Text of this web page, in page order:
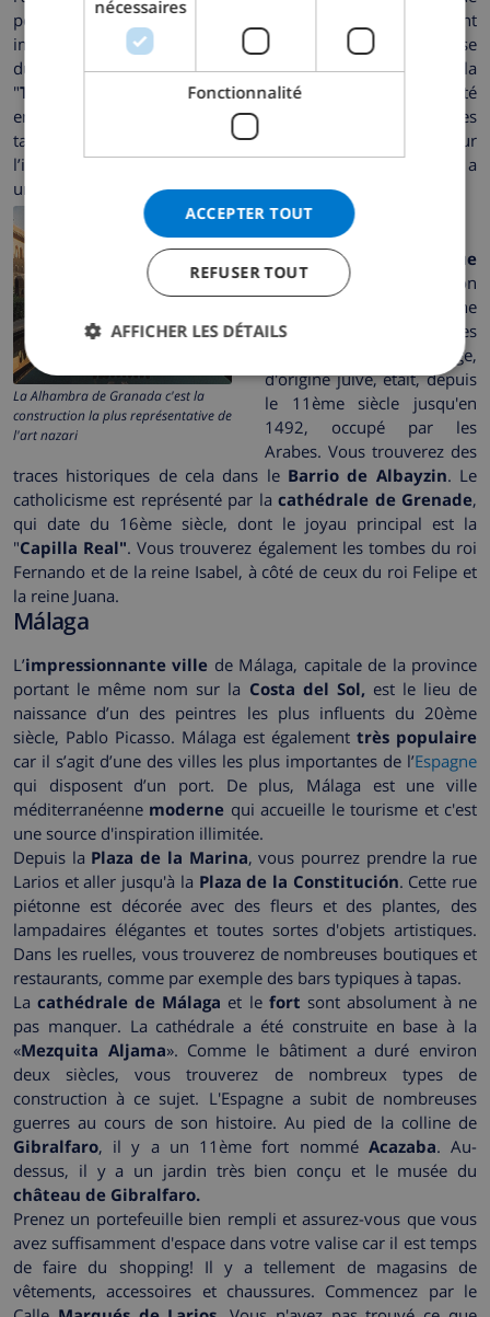
poissons aux enchères du port a été conservée. Un élément
important qui appartient au patrimoine historique est l'église
du 18ème siècle "la Virgen de los Remedios". Il y a aussi la
"Torre del Reloj"
appartenant au 15ème siècle, qui a été
entièrement restaurée au 19ème siècle. La place des
taureaux est également
impressionnante
, mais pour
l’instant les combats de taureaux et toreros ont cessé. Il y a
un musée de ce domaine devant le conseil municipal.
La Alhambra de Granada c'est la
construction la plus représentative de
l'art nazari
Granada
ville mauresque
d’étudiants
, avec son
, est une
destination de vacances
. Le village,
d'origine juive, était, depuis
le 11ème siècle jusqu'en
1492, occupé par les
Arabes. Vous trouverez des
traces historiques de cela dans le Barrio de Albayzin. Le
catholicisme est représenté par lacathédrale de Grenade,
qui date du 16ème siècle, dont le joyau principal est la
"Capilla Real". Vous trouverez également les tombes du roi
Fernando et de la reine Isabel, à côté de ceux du roi Felipe et
la reine Juana.
Málaga
L’impressionnante ville de Málaga, capitale de la province
portant le même nom sur la Costa del Sol,est le lieu de
naissance d’un des peintres les plus influents du 20ème
siècle, Pablo Picasso. Málaga est également très populaire
car il s’agit d’une des villes les plus importantes de l’Espagne
qui disposent d’un port. De plus, Málaga est une ville
méditerranéenne moderne qui accueille le tourisme et c'est
une source d'inspiration illimitée.
Depuis la Plaza de la Marina, vous pourrez prendre la rue
Larios et aller jusqu'à la Plaza de la Constitución. Cette rue
piétonne est décorée avec des fleurs et des plantes, des
lampadaires élégantes et toutes sortes d'objets artistiques.
Dans les ruelles, vous trouverez de nombreuses boutiques et
restaurants, comme par exemple des bars typiques à tapas.
Lacathédrale de Málaga et le fort sont absolument à ne
pas manquer. La cathédrale a été construite en base à la
«Mezquita Aljama». Comme le bâtiment a duré environ
deux siècles, vous trouverez de nombreux types de
construction à ce sujet. L'Espagne a subit de nombreuses
guerres au cours de son histoire. Au pied de la colline de
Gibralfaro, il y a un 11ème fort nommé Acazaba. Au-
dessus, il y a un jardin très bien conçu et le musée du
château de Gibralfaro.
Prenez un portefeuille bien rempli et assurez-vous que vous
avez suffisamment d'espace dans votre valise car il est temps
de faire du shopping! Il y a tellement de magasins de
vêtements, accessoires et chaussures. Commencez par le
nécessaires
Fonctionnalité
ACCEPTER TOUT
REFUSER TOUT
AFFICHER LES DÉTAILS